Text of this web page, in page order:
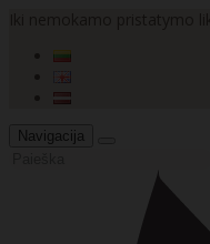
Navigacija